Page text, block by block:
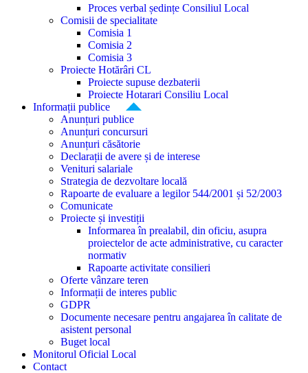
Proces verbal ședințe Consiliul Local
Comisii de specialitate
Comisia 1
Comisia 2
Comisia 3
Proiecte Hotărâri CL
Proiecte supuse dezbaterii
Proiecte Hotarari Consiliu Local
Informații publice
Anunțuri publice
Anunțuri concursuri
Anunțuri căsătorie
Declarații de avere și de interese
Venituri salariale
Strategia de dezvoltare locală
Rapoarte de evaluare a legilor 544/2001 și 52/2003
Comunicate
Proiecte și investiții
Informarea în prealabil, din oficiu, asupra
proiectelor de acte administrative, cu caracter
normativ
Rapoarte activitate consilieri
Oferte vânzare teren
Informații de interes public
GDPR
Documente necesare pentru angajarea în calitate de
asistent personal
Buget local
Monitorul Oficial Local
Contact